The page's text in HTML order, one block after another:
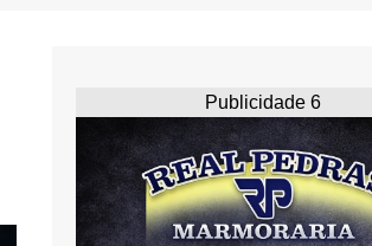
Publicidade 6